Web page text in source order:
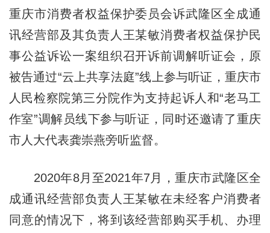
重庆市消费者权益保护委员会诉武隆区全成通
讯经营部及其负责人王某敏消费者权益保护民
事公益诉讼一案组织召开诉前调解听证会，原
被告通过“云上共享法庭”线上参与听证，重庆市
人民检察院第三分院作为支持起诉人和“老马工
作室”调解员线下参与听证，同时还邀请了重庆
市人大代表龚崇燕旁听监督。
2020年8月至2021年7月，重庆市武隆区全
成通讯经营部负责人王某敏在未经客户消费者
同意的情况下，将到该经营部购买手机、办理